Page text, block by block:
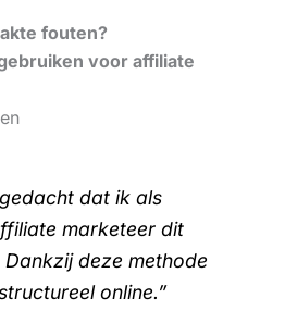
fouten?
voor affiliate
dat ik als
marketeer dit
deze methode
online.”